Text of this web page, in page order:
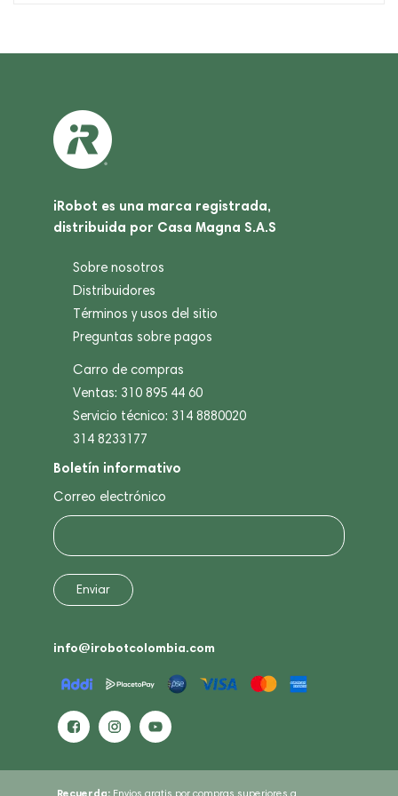
iRobot es una marca registrada,
distribuida por Casa Magna S.A.S
Sobre nosotros
Distribuidores
Términos y usos del sitio
Preguntas sobre pagos
Carro de compras
Ventas: 310 895 44 60
Servicio técnico: 314 8880020
314 8233177
Boletín informativo
Correo electrónico
info@irobotcolombia.com
Recuerda: Envios gratis por compras superiores a